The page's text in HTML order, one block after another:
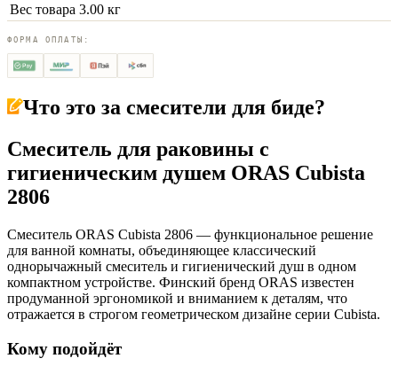
Вес товара 3.00 кг
ФОРМА ОПЛАТЫ:
Что это за смесители для биде?
Смеситель для раковины с
гигиеническим душем ORAS Cubista
2806
Смеситель ORAS Cubista 2806 — функциональное решение
для ванной комнаты, объединяющее классический
однорычажный смеситель и гигиенический душ в одном
компактном устройстве. Финский бренд ORAS известен
продуманной эргономикой и вниманием к деталям, что
отражается в строгом геометрическом дизайне серии Cubista.
Кому подойдёт